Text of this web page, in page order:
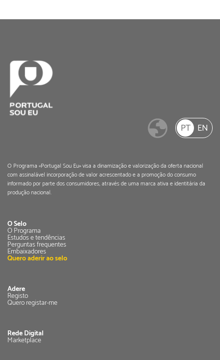
PT EN
O Programa «Portugal Sou Eu» visa a dinamização e valorização da oferta nacional
com assinalável incorporação de valor acrescentado e a promoção do consumo
informado por parte dos consumidores, através de uma marca ativa e identitária da
produção nacional.
O Selo
O Programa
Estudos e tendências
Perguntas frequentes
Embaixadores
Quero aderir ao selo
Adere
Registo
Quero registar-me
Rede Digital
Marketplace